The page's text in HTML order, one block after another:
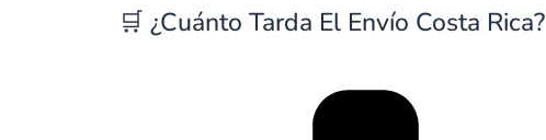
🛒 ¿Cuánto Tarda El Envío Costa Rica?